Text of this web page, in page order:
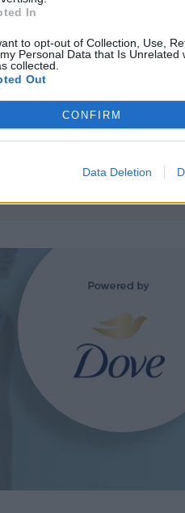
In
to opt-out of Collection, Use,
Personal Data that Is Unrelated
collected.
Out
CONFIRM
Data Deletion
τη νέα τεχνική στην